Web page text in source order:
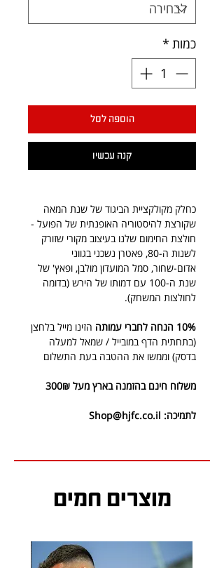
כמות *
הוספה לסל
קנה עכשיו
כחלק מקולקציית הביגוד של שנת המאה
שקורצת להיסטוריה האופנתית של הפועל -
חולצת החימום שלנו בעיצוב מקורי שזורק
לשנות ה-80, פאטרן נשכני בגווני
אדום-שחור, סמל המועדון מולבן, ופאץ' של
שנת ה-100 עם דמותו של הירש (בדומה
לחולצות המשחק).
10% הנחה לחברי עמותה הזינו מייל בלחצן
(בתחתית הדף במובייל / שמאל למעלה
בדסק) וממשו את ההטבה בעת התשלום
משלוח חינם בהזמנה בארץ מעל 300₪
לתמיכה: Shop@hjfc.co.il
מוצרים חמים